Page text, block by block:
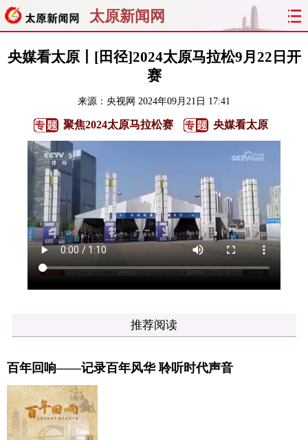
太原新闻网
首页 聚焦 太原 山西
纵横 曝光 综合 专题
旅游 教育
看天下 晋月读 最太原 网罗民生
太原日报 太原晚报 热评 社区
央媒看太原丨[田径]2024太原马拉松9月22日开
赛
来源： 央视网 2024年09月21日 17:41
聚焦2024太原马拉松赛 央媒看太原
推荐阅读
百年回响——记录百年风华 聆听时代声音